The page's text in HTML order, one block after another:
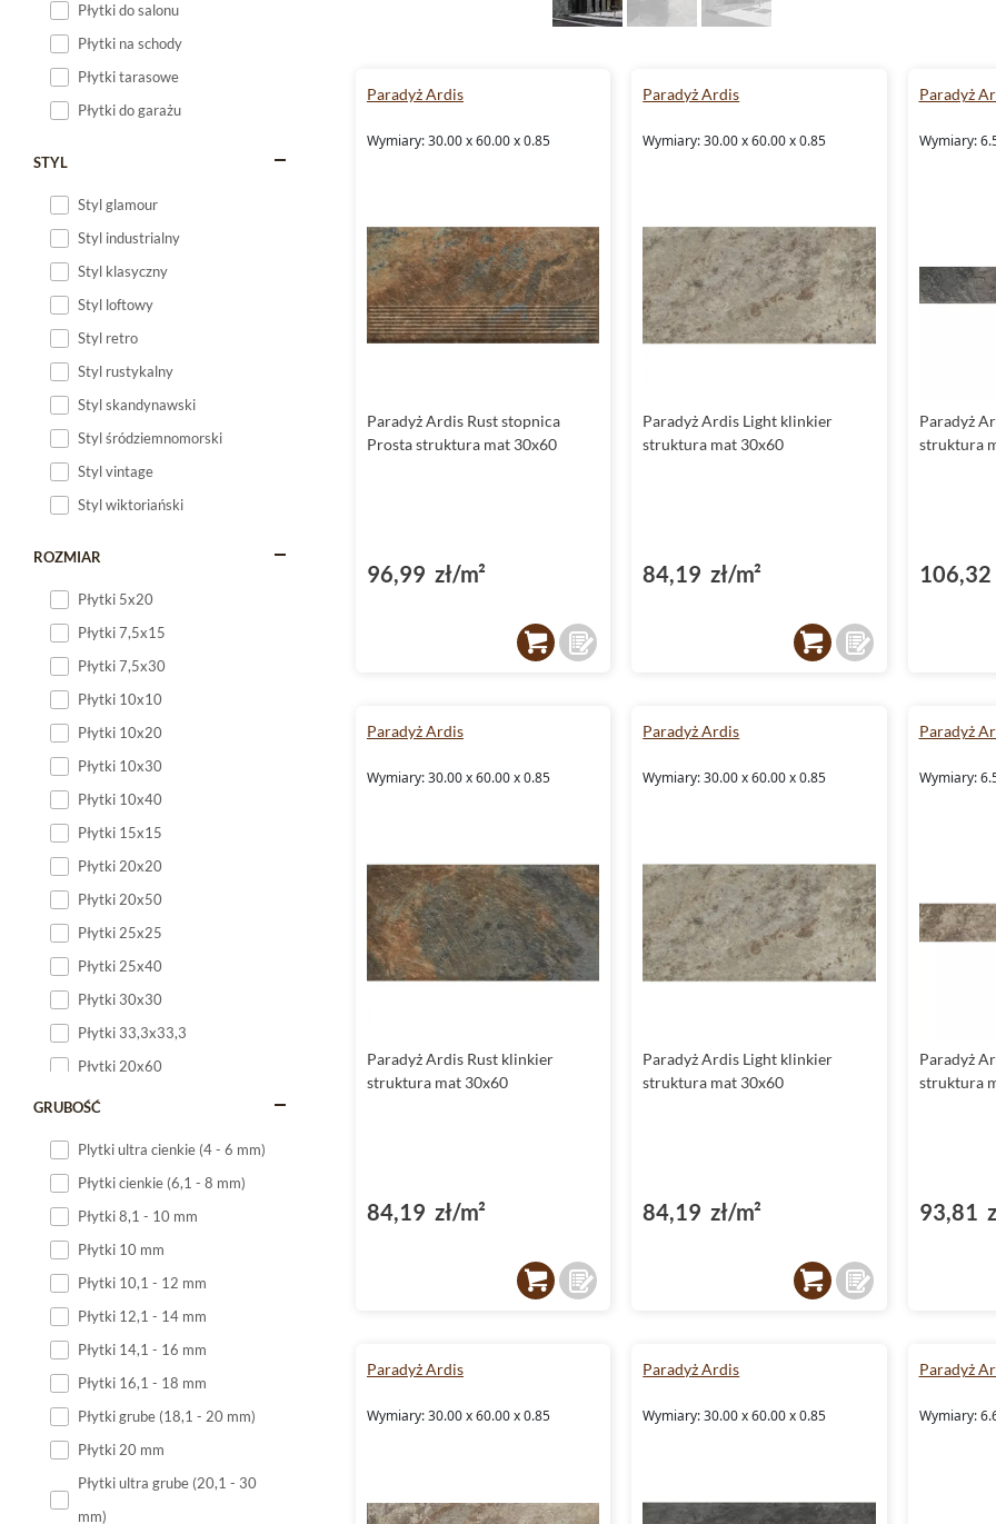
Płytki do salonu
Płytki na schody
Płytki tarasowe
Płytki do garażu
STYL
Styl glamour
Styl industrialny
Styl klasyczny
Styl loftowy
Styl retro
Styl rustykalny
Styl skandynawski
Styl śródziemnomorski
Styl vintage
Styl wiktoriański
ROZMIAR
Płytki 5x20
Płytki 7,5x15
Płytki 7,5x30
Płytki 10x10
Płytki 10x20
Płytki 10x30
Płytki 10x40
Płytki 15x15
Płytki 20x20
Płytki 20x50
Płytki 25x25
Płytki 25x40
Płytki 30x30
Płytki 33,3x33,3
Płytki 20x60
Płytki 20x120
GRUBOŚĆ
Plytki ultra cienkie (4 - 6 mm)
Płytki cienkie (6,1 - 8 mm)
Płytki 8,1 - 10 mm
Płytki 10 mm
Płytki 10,1 - 12 mm
Płytki 12,1 - 14 mm
Płytki 14,1 - 16 mm
Płytki 16,1 - 18 mm
Płytki grube (18,1 - 20 mm)
Płytki 20 mm
Płytki ultra grube (20,1 - 30
mm)
Paradyż Ardis
Wymiary: 30.00 x 60.00 x 0.85
Paradyż Ardis Rust stopnica
Prosta struktura mat 30x60
96,99 zł/m²
Paradyż Ardis
Wymiary: 30.00 x 60.00 x 0.85
Paradyż Ardis Light klinkier
struktura mat 30x60
84,19 zł/m²
Paradyż
Wymiary:
Paradyż
struktura
106,32
Paradyż Ardis
Wymiary: 30.00 x 60.00 x 0.85
Paradyż Ardis Rust klinkier
struktura mat 30x60
84,19 zł/m²
Paradyż Ardis
Wymiary: 30.00 x 60.00 x 0.85
Paradyż Ardis Light klinkier
struktura mat 30x60
84,19 zł/m²
Paradyż
Wymiary:
Paradyż
struktura
93,81
Paradyż Ardis
Wymiary: 30.00 x 60.00 x 0.85
Paradyż Ardis
Wymiary: 30.00 x 60.00 x 0.85
Paradyż
Wymiary: